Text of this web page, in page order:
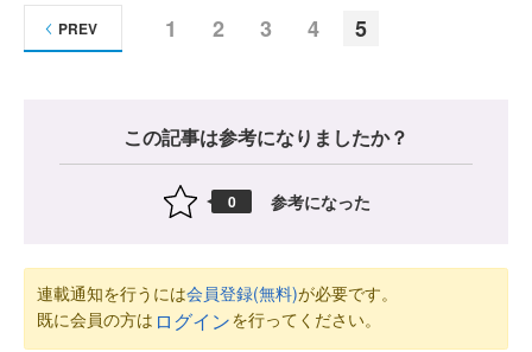
1 2 3 4 5
PREV
この記事は参考になりましたか？
0 参考になった
連載通知を行うには会員登録(無料)が必要です。
既に会員の方は ログインを行ってください。